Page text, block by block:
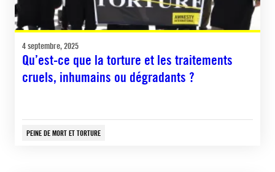
4 septembre, 2025
Qu’est-ce que la torture et les traitements
cruels, inhumains ou dégradants ?
PEINE DE MORT ET TORTURE